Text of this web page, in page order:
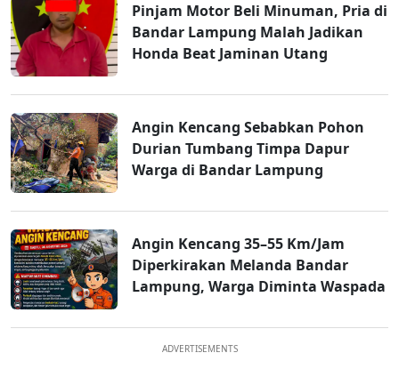
Pinjam Motor Beli Minuman, Pria di
Bandar Lampung Malah Jadikan
Honda Beat Jaminan Utang
Angin Kencang Sebabkan Pohon
Durian Tumbang Timpa Dapur
Warga di Bandar Lampung
Angin Kencang 35–55 Km/Jam
Diperkirakan Melanda Bandar
Lampung, Warga Diminta Waspada
ADVERTISEMENTS